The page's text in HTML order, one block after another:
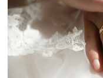
ドキドキ
仕事とキャリア